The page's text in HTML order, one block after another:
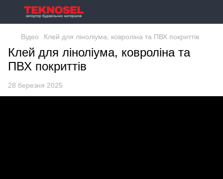
Відео Клей для ліноліума, ковроліна та ПВХ покриттів
Клей для ліноліума, ковроліна та
ПВХ покриттів
28 березня 2025